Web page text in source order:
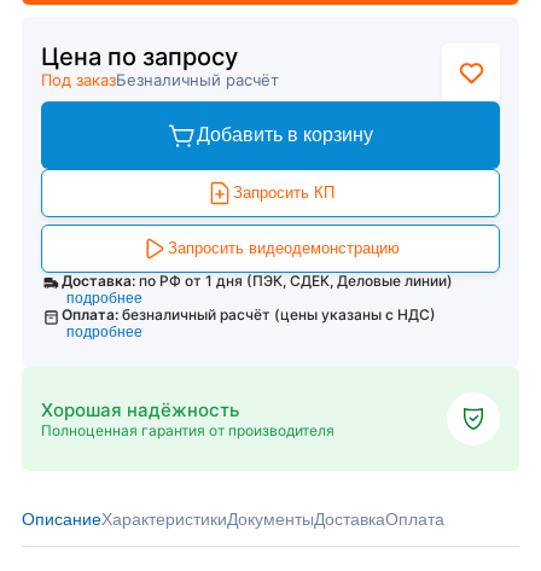
Цена по запросу
Под заказБезналичный расчёт
Добавить в корзину
Запросить КП
Запросить видеодемонстрацию
Доставка: по РФ от 1 дня (ПЭК, СДЕК, Деловые линии)
подробнее
Оплата: безналичный расчёт (цены указаны с НДС)
подробнее
Хорошая надёжность
Полноценная гарантия от производителя
ОписаниеХарактеристикиДокументыДоставкаОплата